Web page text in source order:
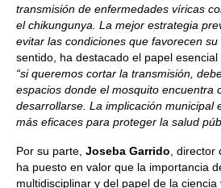
transmisión de enfermedades víricas
el chikungunya. La mejor estrategia
evitar las condiciones que favorecen su
sentido, ha destacado el papel esencial
“si queremos cortar la transmisión,
espacios donde el mosquito encuentra
desarrollarse. La implicación municipal
más eficaces para proteger la salud
Por su parte, Joseba Garrido ,
ha puesto en valor que la importancia
multidisciplinar y del papel de la